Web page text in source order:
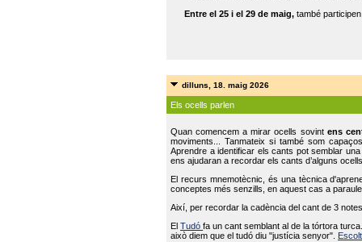
Entre el 25 i el 29 de maig, també
dilluns, 18. maig 2026
Els ocells parlen
Quan comencem a mirar ocells sovint ens
moviments... Tanmateix si també som
Aprendre a identificar els cants pot semblar
ens ajudaran a recordar els cants d’alguns
El recurs mnemotècnic, és una tècnica
conceptes més senzills, en aquest cas a
Així, per recordar la cadència del cant de 3
ElTudófa un cant semblant al de la tórtora
això diem que el tudó diu "justícia senyor".